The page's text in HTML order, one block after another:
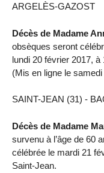
ARGELÈS-GAZOST
Décès de Madame
obsèques seront
lundi 20 février 2017, à
(Mis en ligne le
SAINT-JEAN (31) -
Décès de Madame
survenu à l’âge de 60
célébrée le mardi 21
Saint-Jean.